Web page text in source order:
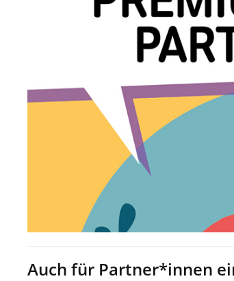
Auch für Partner*innen